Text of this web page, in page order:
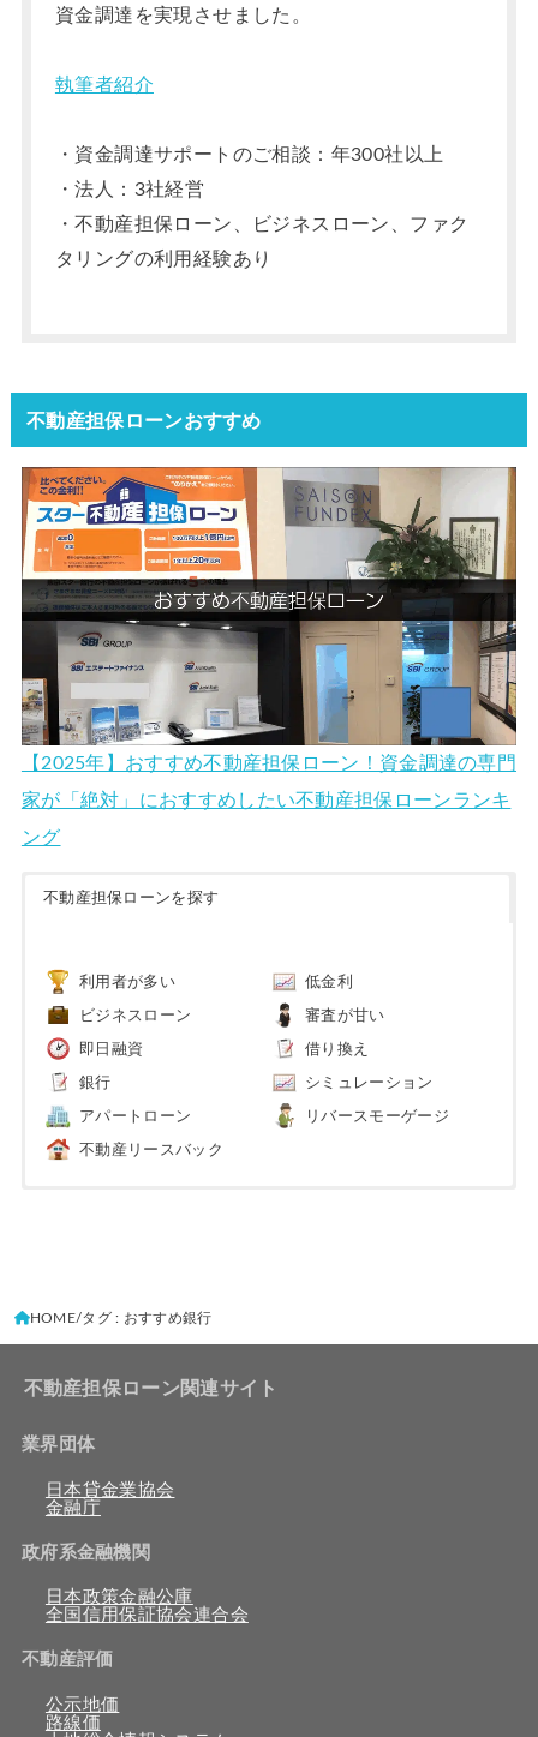
資金調達を実現させました。
執筆者紹介
・資金調達サポートのご相談：年300社以上
・法人：3社経営
・不動産担保ローン、ビジネスローン、ファク
タリングの利用経験あり
不動産担保ローンおすすめ
【2025年】おすすめ不動産担保ローン！資金調達の専門
家が「絶対」におすすめしたい不動産担保ローンランキ
ング
不動産担保ローンを探す
利用者が多い 低金利
ビジネスローン 審査が甘い
即日融資 借り換え
銀行 シミュレーション
アパートローン リバースモーゲージ
不動産リースバック
HOME タグ : おすすめ銀行
不動産担保ローン関連サイト
業界団体
日本貸金業協会
金融庁
政府系金融機関
日本政策金融公庫
全国信用保証協会連合会
不動産評価
公示地価
路線価